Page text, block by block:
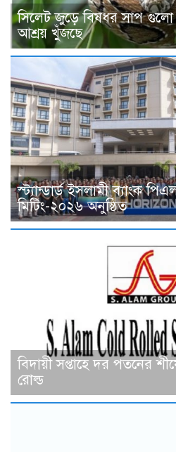
সিলেট জুড়ে বিষধর সাপ
আশ্রয় খুঁজছে
স্ট্যান্ডার্ড ইসলামী ব্যাংক
মিটিং-২০২৬ অনুষ্ঠিত
বিদায়ী সপ্তাহে দর পতনের
রোল্ড